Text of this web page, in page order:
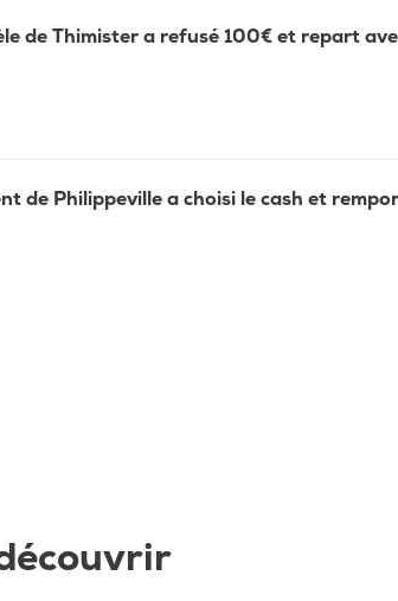
de Thimister a refusé 100€ et repart
de Philippeville a choisi le cash et